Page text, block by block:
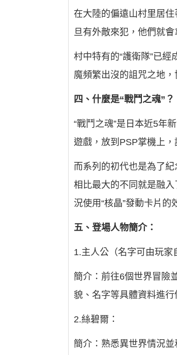
在大陸的偏遠山村里居
旦有外敵來犯，他們就
村中特有的“護衛隊”已
魔頻繁出沒的詛咒之地
四、什麼是“戰鬥之魂”？
“戰鬥之魂”是日本近5年
遊戲，放到PSP掌機上
而系列的初代也是為了
相比最大的不同就是融
況使用“核晶”發動卡片的
五、登場人物簡介：
1.主人公（名字可由玩家
簡介：前往6個世界冒險
貌、名字等具體資料進
2.絲碧爾：
簡介：熟悉異世界情況